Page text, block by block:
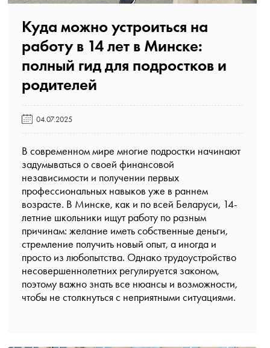
Куда можно устроиться на
работу в 14 лет в Минске:
полный гид для подростков и
родителей️
04.07.2025
В современном мире многие подростки начинают
задумываться о своей финансовой
независимости и получении первых
профессиональных навыков уже в раннем
возрасте. В Минске, как и по всей Беларуси, 14-
летние школьники ищут работу по разным
причинам: желание иметь собственные деньги,
стремление получить новый опыт, а иногда и
просто из любопытства. Однако трудоустройство
несовершеннолетних регулируется законом,
поэтому важно знать все нюансы и возможности,
чтобы не столкнуться с неприятными ситуациями.